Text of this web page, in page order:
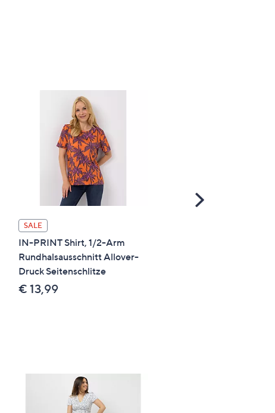
SALE
IN-PRINT Shirt, 1/2-Arm
Rundhalsausschnitt Allover-
Druck Seitenschlitze
€ 13,99
Scroll